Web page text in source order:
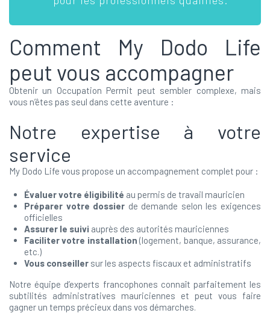
Comment My Dodo Life
peut vous accompagner
Obtenir un Occupation Permit peut sembler complexe, mais
vous n’êtes pas seul dans cette aventure :
Notre expertise à votre
service
My Dodo Life vous propose un accompagnement complet pour :
Évaluer votre éligibilité au permis de travail mauricien
Préparer votre dossier de demande selon les exigences
officielles
Assurer le suivi auprès des autorités mauriciennes
Faciliter votre installation (logement, banque, assurance,
etc.)
Vous conseiller sur les aspects fiscaux et administratifs
Notre équipe d’experts francophones connaît parfaitement les
subtilités administratives mauriciennes et peut vous faire
gagner un temps précieux dans vos démarches.